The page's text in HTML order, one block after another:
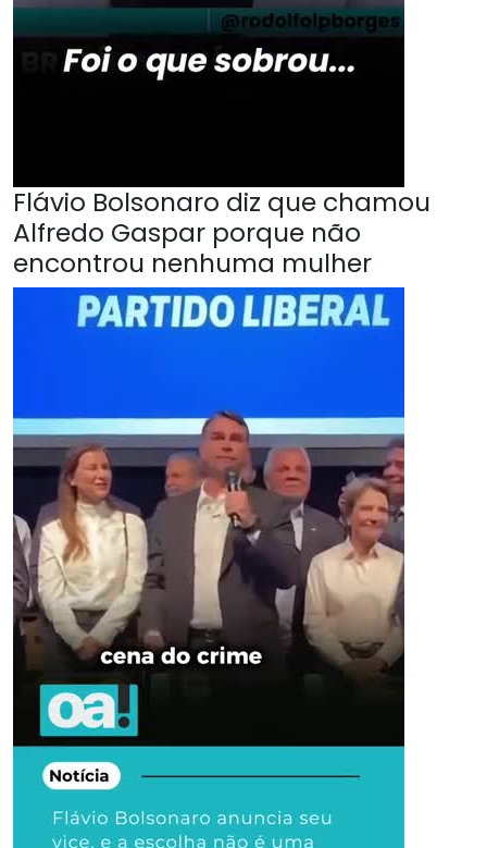
Flávio Bolsonaro diz que chamou
Alfredo Gaspar porque não
encontrou nenhuma mulher